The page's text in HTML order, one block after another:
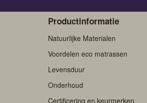
Productinformatie
Natuurlijke Materialen
Voordelen eco matrassen
Levensduur
Onderhoud
Certificering en keurmerken